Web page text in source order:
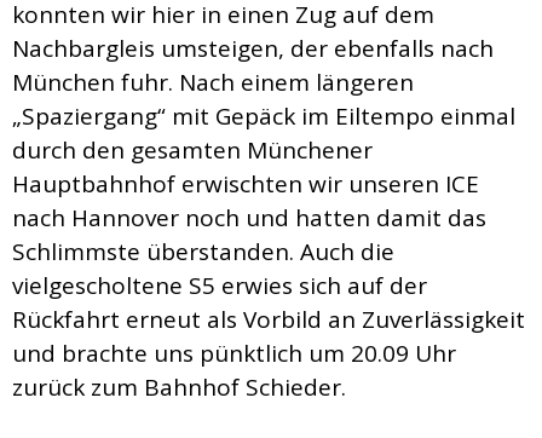
konnten wir hier in einen Zug auf dem
Nachbargleis umsteigen, der ebenfalls nach
München fuhr. Nach einem längeren
„Spaziergang“ mit Gepäck im Eiltempo einmal
durch den gesamten Münchener
Hauptbahnhof erwischten wir unseren ICE
nach Hannover noch und hatten damit das
Schlimmste überstanden. Auch die
vielgescholtene S5 erwies sich auf der
Rückfahrt erneut als Vorbild an Zuverlässigkeit
und brachte uns pünktlich um 20.09 Uhr
zurück zum Bahnhof Schieder.